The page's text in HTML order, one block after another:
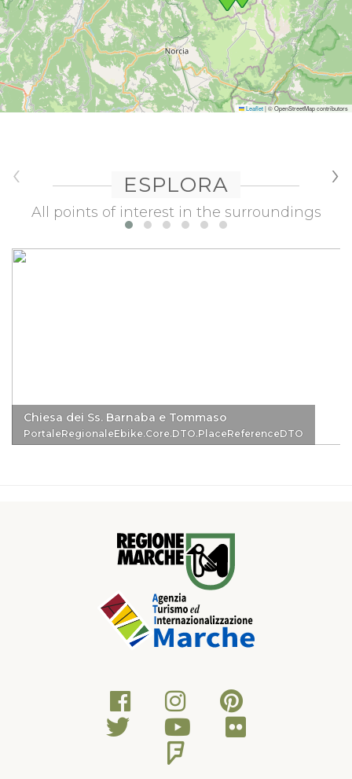
Leaflet|© OpenStreetMap contributors
ESPLORA
All points of interest in the surroundings
Chiesa dei Ss. Barnaba e Tommaso
PortaleRegionaleEbike.Core.DTO.PlaceReferenceDTO
‹ ›